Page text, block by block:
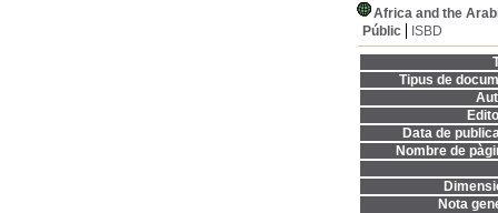
Africa and the
Públic
ISBD
Tipus de
Data de
Nombre de
Nota